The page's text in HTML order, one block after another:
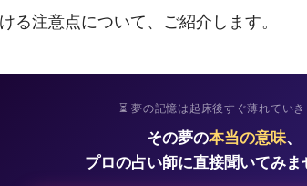
る注意点について、ご紹介します。
⏳ 夢の記憶は起床後すぐ薄れていき
その夢の本当の意味、
プロの占い師に直接聞いてみま